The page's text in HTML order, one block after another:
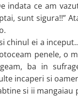
indata ce am
sunt sigura!!”
chinul ei a
penele, o
ba in
incaperi si
si ii mangaiau